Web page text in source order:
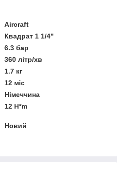
Aircraft
Квадрат 1 1/4"
6.3 бар
360 літр/хв
1.7 кг
12 міс
Німеччина
12 H*m
Новий